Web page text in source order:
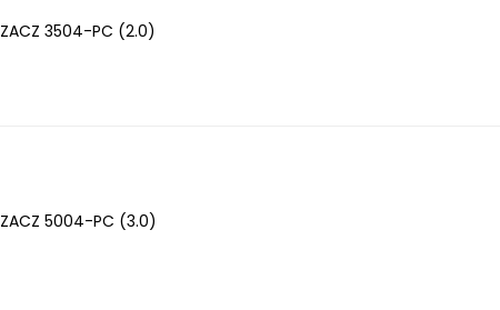
3504-PC (2.0)
5004-PC (3.0)